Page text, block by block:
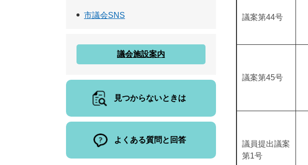
議案第44号
議案第45号
議員提出議案
第1号
市議会SNS
議会施設案内
見つからないときは
よくある質問と回答